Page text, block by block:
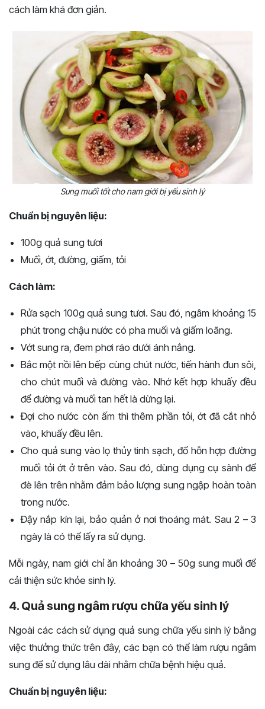
cách làm khá đơn giản.
Sung muối tốt cho nam giới bị yếu sinh lý
Chuẩn bị nguyên liệu:
100g quả sung tươi
Muối, ớt, đường, giấm, tỏi
Cách làm:
Rửa sạch 100g quả sung tươi. Sau đó, ngâm khoảng 15
phút trong chậu nước có pha muối và giấm loãng.
Vớt sung ra, đem phơi ráo dưới ánh nắng.
Bắc một nồi lên bếp cùng chút nước, tiến hành đun sôi,
cho chút muối và đường vào. Nhớ kết hợp khuấy đều
để đường và muối tan hết là dừng lại.
Đợi cho nước còn ấm thì thêm phần tỏi, ớt đã cắt nhỏ
vào, khuấy đều lên.
Cho quả sung vào lọ thủy tinh sạch, đổ hỗn hợp đường
muối tỏi ớt ở trên vào. Sau đó, dùng dụng cụ sành để
đè lên trên nhằm đảm bảo lượng sung ngập hoàn toàn
trong nước.
Đậy nắp kín lại, bảo quản ở nơi thoáng mát. Sau 2 – 3
ngày là có thể lấy ra sử dụng.
Mỗi ngày, nam giới chỉ ăn khoảng 30 – 50g sung muối để
cải thiện sức khỏe sinh lý.
4. Quả sung ngâm rượu chữa yếu sinh lý
Ngoài các cách sử dụng quả sung chữa yếu sinh lý bằng
việc thưởng thức trên đây, các bạn có thể làm rượu ngâm
sung để sử dụng lâu dài nhằm chữa bệnh hiệu quả.
Chuẩn bị nguyên liệu: